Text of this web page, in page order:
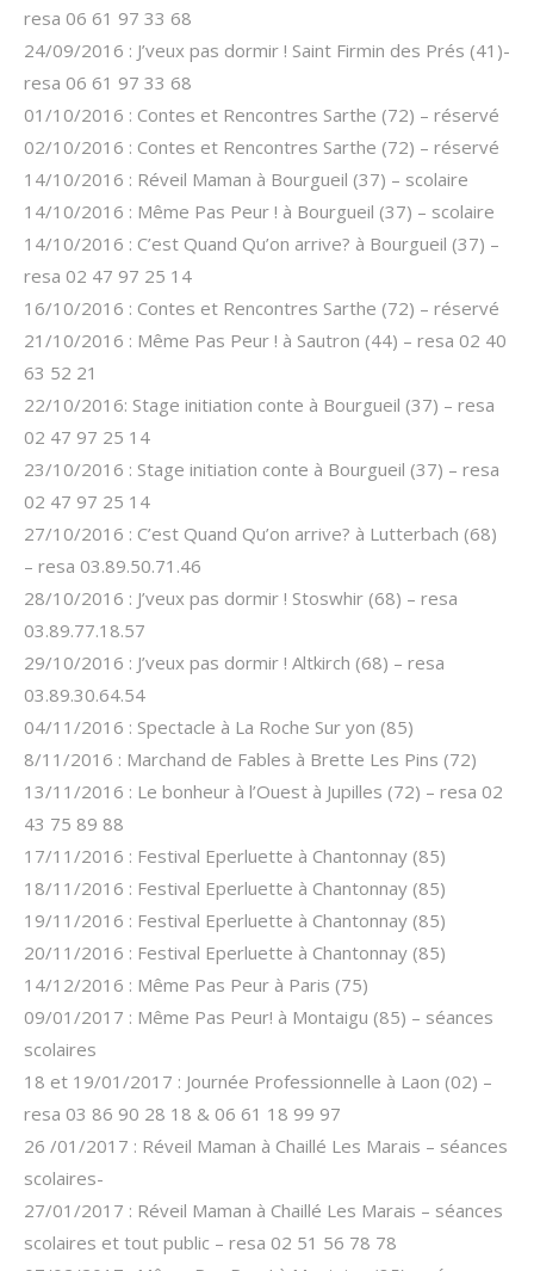
resa 06 61 97 33 68
24/09/2016 : J’veux pas dormir ! Saint Firmin des Prés (41)-
resa 06 61 97 33 68
01/10/2016 : Contes et Rencontres Sarthe (72) – réservé
02/10/2016 : Contes et Rencontres Sarthe (72) – réservé
14/10/2016 : Réveil Maman à Bourgueil (37) – scolaire
14/10/2016 : Même Pas Peur ! à Bourgueil (37) – scolaire
14/10/2016 : C’est Quand Qu’on arrive? à Bourgueil (37) –
resa 02 47 97 25 14
16/10/2016 : Contes et Rencontres Sarthe (72) – réservé
21/10/2016 : Même Pas Peur ! à Sautron (44) – resa 02 40
63 52 21
22/10/2016: Stage initiation conte à Bourgueil (37) – resa
02 47 97 25 14
23/10/2016 : Stage initiation conte à Bourgueil (37) – resa
02 47 97 25 14
27/10/2016 : C’est Quand Qu’on arrive? à Lutterbach (68)
– resa 03.89.50.71.46
28/10/2016 : J’veux pas dormir ! Stoswhir (68) – resa
03.89.77.18.57
29/10/2016 : J’veux pas dormir ! Altkirch (68) – resa
03.89.30.64.54
04/11/2016 : Spectacle à La Roche Sur yon (85)
8/11/2016 : Marchand de Fables à Brette Les Pins (72)
13/11/2016 : Le bonheur à l’Ouest à Jupilles (72) – resa 02
43 75 89 88
17/11/2016 : Festival Eperluette à Chantonnay (85)
18/11/2016 : Festival Eperluette à Chantonnay (85)
19/11/2016 : Festival Eperluette à Chantonnay (85)
20/11/2016 : Festival Eperluette à Chantonnay (85)
14/12/2016 : Même Pas Peur à Paris (75)
09/01/2017 : Même Pas Peur! à Montaigu (85) – séances
scolaires
18 et 19/01/2017 : Journée Professionnelle à Laon (02) –
resa 03 86 90 28 18 & 06 61 18 99 97
26 /01/2017 : Réveil Maman à Chaillé Les Marais – séances
scolaires-
27/01/2017 : Réveil Maman à Chaillé Les Marais – séances
scolaires et tout public – resa 02 51 56 78 78